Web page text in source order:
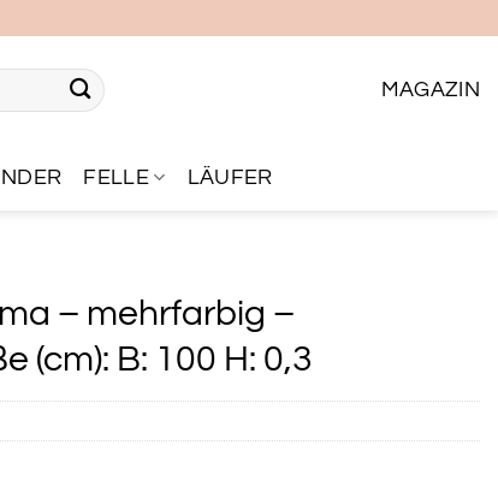
MAGAZIN
FELLE LÄUFER
– mehrfarbig –
(cm): B: 100 H: 0,3